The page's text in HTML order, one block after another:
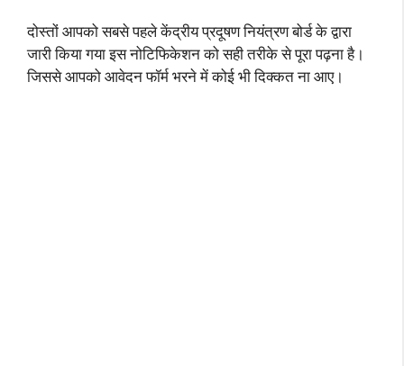
दोस्तों आपको सबसे पहले केंद्रीय प्रदूषण नियंत्रण बोर्ड के द्वारा
जारी किया गया इस नोटिफिकेशन को सही तरीके से पूरा पढ़ना है।
जिससे आपको आवेदन फॉर्म भरने में कोई भी दिक्कत ना आए।